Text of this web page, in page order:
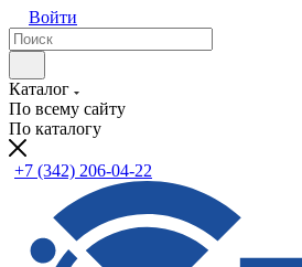
Войти
Каталог
По всему сайту
По каталогу
+7 (342) 206-04-22